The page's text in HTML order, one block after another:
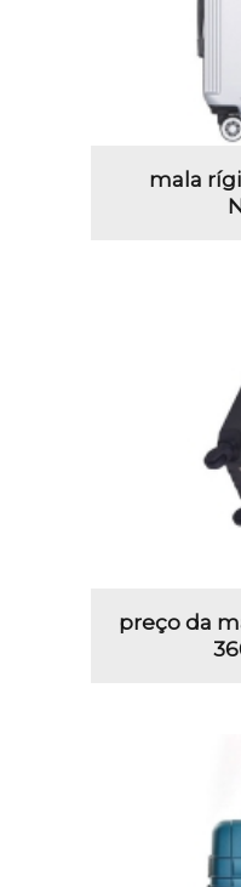
mala
preço da